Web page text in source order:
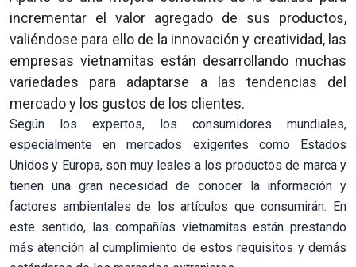
incrementar el valor agregado de sus productos,
valiéndose para ello de la innovación y creatividad, las
empresas vietnamitas están desarrollando muchas
variedades para adaptarse a las tendencias del
mercado y los gustos de los clientes.
Según los expertos, los consumidores mundiales,
especialmente en mercados exigentes como Estados
Unidos y Europa, son muy leales a los productos de marca y
tienen una gran necesidad de conocer la información y
factores ambientales de los artículos que consumirán. En
este sentido, las compañías vietnamitas están prestando
más atención al cumplimiento de estos requisitos y demás